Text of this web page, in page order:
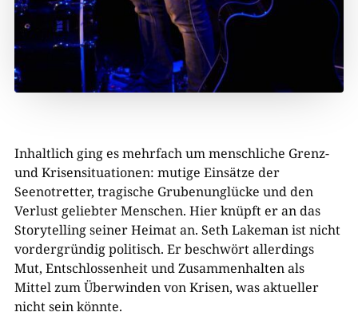
Inhaltlich ging es mehrfach um menschliche Grenz-
und Krisensituationen: mutige Einsätze der
Seenotretter, tragische Grubenunglücke und den
Verlust geliebter Menschen. Hier knüpft er an das
Storytelling seiner Heimat an. Seth Lakeman ist nicht
vordergründig politisch. Er beschwört allerdings
Mut, Entschlossenheit und Zusammenhalten als
Mittel zum Überwinden von Krisen, was aktueller
nicht sein könnte.